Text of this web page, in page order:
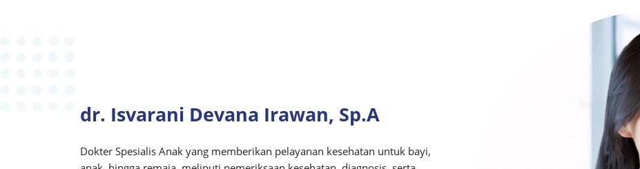
dr. Isvarani Devana Irawan, Sp.A
Dokter Spesialis Anak yang memberikan pelayanan kesehatan untuk bayi,